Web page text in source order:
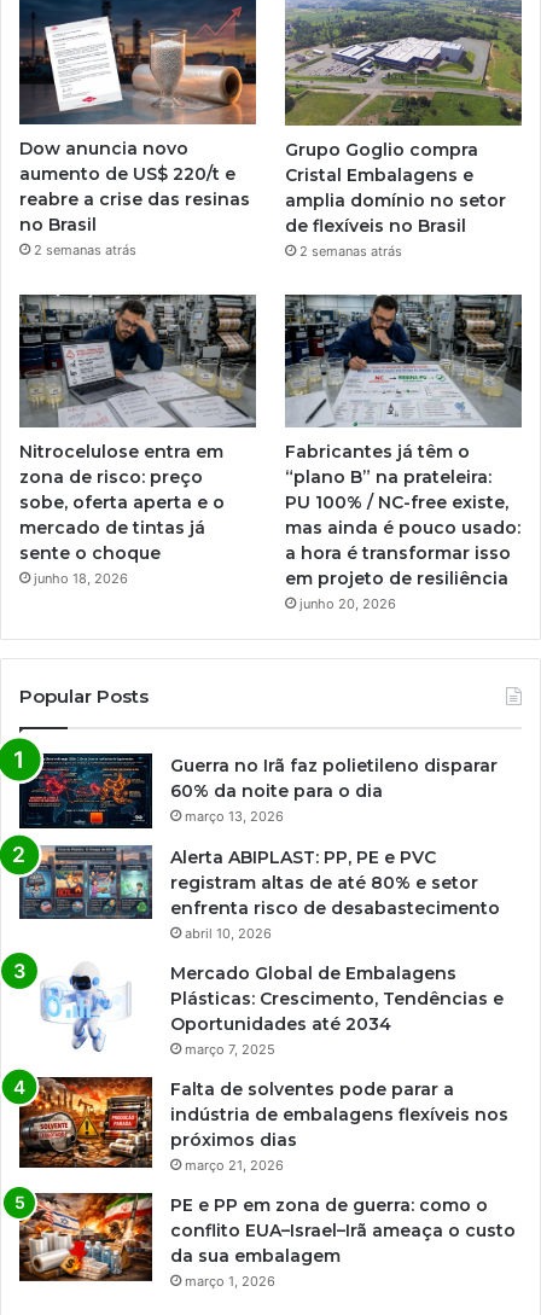
Dow anuncia novo
aumento de US$ 220/t e
reabre a crise das resinas
no Brasil
2 semanas atrás
Grupo Goglio compra
Cristal Embalagens e
amplia domínio no setor
de flexíveis no Brasil
2 semanas atrás
Nitrocelulose entra em
zona de risco: preço
sobe, oferta aperta e o
mercado de tintas já
sente o choque
junho 18, 2026
Fabricantes já têm o
“plano B” na prateleira:
PU 100% / NC-free existe,
mas ainda é pouco usado:
a hora é transformar isso
em projeto de resiliência
junho 20, 2026
Popular Posts
Guerra no Irã faz polietileno disparar
60% da noite para o dia
março 13, 2026
Alerta ABIPLAST: PP, PE e PVC
registram altas de até 80% e setor
enfrenta risco de desabastecimento
abril 10, 2026
Mercado Global de Embalagens
Plásticas: Crescimento, Tendências e
Oportunidades até 2034
março 7, 2025
Falta de solventes pode parar a
indústria de embalagens flexíveis nos
próximos dias
março 21, 2026
PE e PP em zona de guerra: como o
conflito EUA–Israel–Irã ameaça o custo
da sua embalagem
março 1, 2026